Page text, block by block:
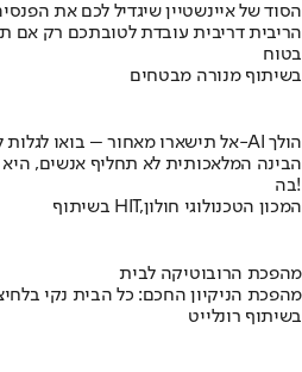
הסוד של איינשטיין שיגדיל לכם את
הריבית דריבית עובדת לטובתכם רק אם
בטוח
בשיתוף מנורה מבטחים
אל תישארו מאחור – בואו לגלות לאן ה-AI הולך
הבינה המלאכותית לא תחליף אנשים,
בה!
בשיתוף HIT,המכון הטכנולוגי חולון
מהפכת הרובוטיקה לבית
מהפכת הניקיון החכם: כל הבית נקי
בשיתוף רונלייט